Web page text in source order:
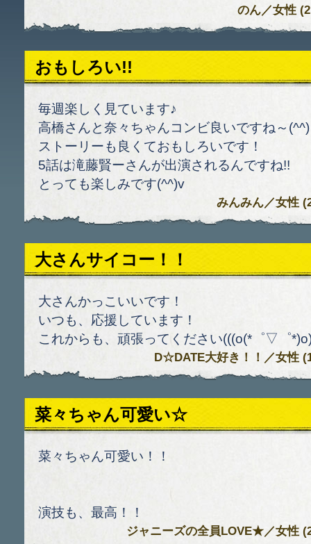
のん／女性
おもしろい!!
毎週楽しく見ています♪
高橋さんと奈々ちゃんコンビ良いですね～(^^)
ストーリーも良くておもしろいです！
5話は滝藤賢ーさんが出演されるんですね!!
とっても楽しみです(^^)v
みんみん／女性
大さんサイコー！！
大さんかっこいいです！
いつも、応援しています！
これからも、頑張ってください(((o(*゜▽゜
D☆DATE大好き！！ ／女性
菜々ちゃん可愛い☆
菜々ちゃん可愛い！！
演技も、最高！！
ジャニーズの全員LOVE★／女性